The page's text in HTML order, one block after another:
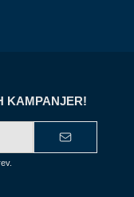
KAMPANJER!